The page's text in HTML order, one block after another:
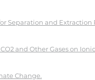
and Extraction
and Other Gases on
Change.